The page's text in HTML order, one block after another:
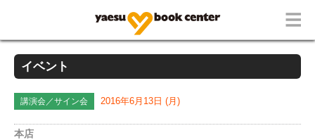
イベント
講演会／サイン会 2016年6月13日 (月)
本店